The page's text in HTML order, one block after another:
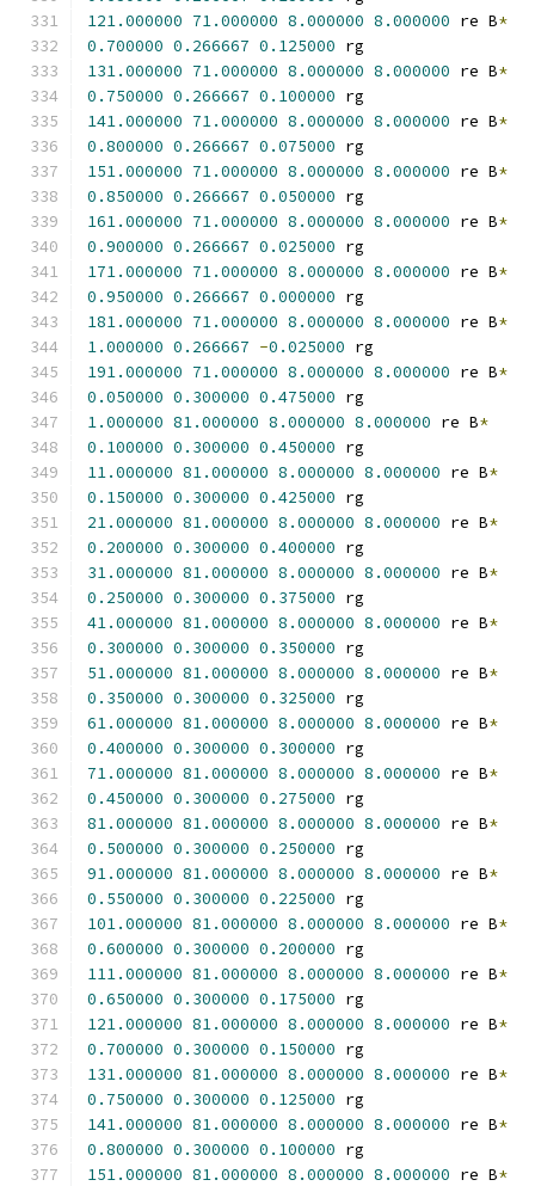
121.000000 71.000000 8.000000 8.000000 re B*
0.700000 0.266667 0.125000 rg
131.000000 71.000000 8.000000 8.000000 re B*
0.750000 0.266667 0.100000 rg
141.000000 71.000000 8.000000 8.000000 re B*
0.800000 0.266667 0.075000 rg
151.000000 71.000000 8.000000 8.000000 re B*
0.850000 0.266667 0.050000 rg
161.000000 71.000000 8.000000 8.000000 re B*
0.900000 0.266667 0.025000 rg
171.000000 71.000000 8.000000 8.000000 re B*
0.950000 0.266667 0.000000 rg
181.000000 71.000000 8.000000 8.000000 re B*
1.000000 0.266667 -0.025000 rg
191.000000 71.000000 8.000000 8.000000 re B*
0.050000 0.300000 0.475000 rg
1.000000 81.000000 8.000000 8.000000 re B*
0.100000 0.300000 0.450000 rg
11.000000 81.000000 8.000000 8.000000 re B*
0.150000 0.300000 0.425000 rg
21.000000 81.000000 8.000000 8.000000 re B*
0.200000 0.300000 0.400000 rg
31.000000 81.000000 8.000000 8.000000 re B*
0.250000 0.300000 0.375000 rg
41.000000 81.000000 8.000000 8.000000 re B*
0.300000 0.300000 0.350000 rg
51.000000 81.000000 8.000000 8.000000 re B*
0.350000 0.300000 0.325000 rg
61.000000 81.000000 8.000000 8.000000 re B*
0.400000 0.300000 0.300000 rg
71.000000 81.000000 8.000000 8.000000 re B*
0.450000 0.300000 0.275000 rg
81.000000 81.000000 8.000000 8.000000 re B*
0.500000 0.300000 0.250000 rg
91.000000 81.000000 8.000000 8.000000 re B*
0.550000 0.300000 0.225000 rg
101.000000 81.000000 8.000000 8.000000 re B*
0.600000 0.300000 0.200000 rg
111.000000 81.000000 8.000000 8.000000 re B*
0.650000 0.300000 0.175000 rg
121.000000 81.000000 8.000000 8.000000 re B*
0.700000 0.300000 0.150000 rg
131.000000 81.000000 8.000000 8.000000 re B*
0.750000 0.300000 0.125000 rg
141.000000 81.000000 8.000000 8.000000 re B*
0.800000 0.300000 0.100000 rg
151.000000 81.000000 8.000000 8.000000 re B*